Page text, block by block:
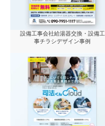
設備工事会社給湯器交換・設備工
事チラシデザイン事例